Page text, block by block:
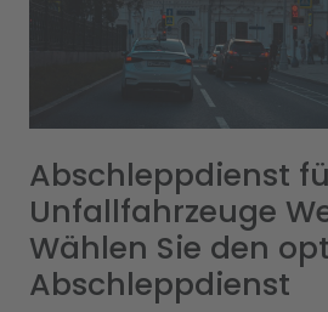
Abschleppdienst
Unfallfahrzeuge
Wählen Sie den
Abschleppdienst